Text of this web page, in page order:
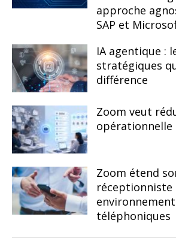
approche
SAP et
IA agentique :
stratégiques
différence
Zoom veut
opérationnelle
Zoom étend
réceptionniste
téléphoniques